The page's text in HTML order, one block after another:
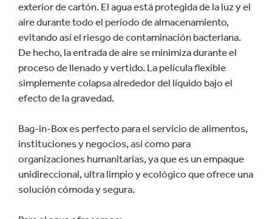
exterior de cartón. El agua está protegida de la luz y el
aire durante todo el período de almacenamiento,
evitando así el riesgo de contaminación bacteriana.
De hecho, la entrada de aire se minimiza durante el
proceso de llenado y vertido. La película flexible
simplemente colapsa alrededor del líquido bajo el
efecto de la gravedad.
Bag-in-Box es perfecto para el servicio de alimentos,
instituciones y negocios, así como para
organizaciones humanitarias, ya que es un empaque
unidireccional, ultra limpio y ecológico que ofrece una
solución cómoda y segura.